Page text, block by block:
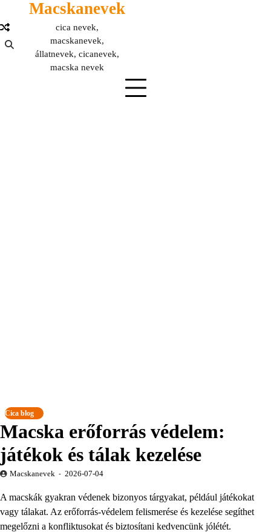
Macskanevek
cica nevek,
macskanevek,
állatnevek, cicanevek,
macska nevek
Cica blog
Macska erőforrás védelem:
játékok és tálak kezelése
Macskanevek 2026-07-04
A macskák gyakran védenek bizonyos tárgyakat, például játékokat
vagy tálakat. Az erőforrás-védelem felismerése és kezelése segíthet
megelőzni a konfliktusokat és biztosítani kedvencünk jólétét.